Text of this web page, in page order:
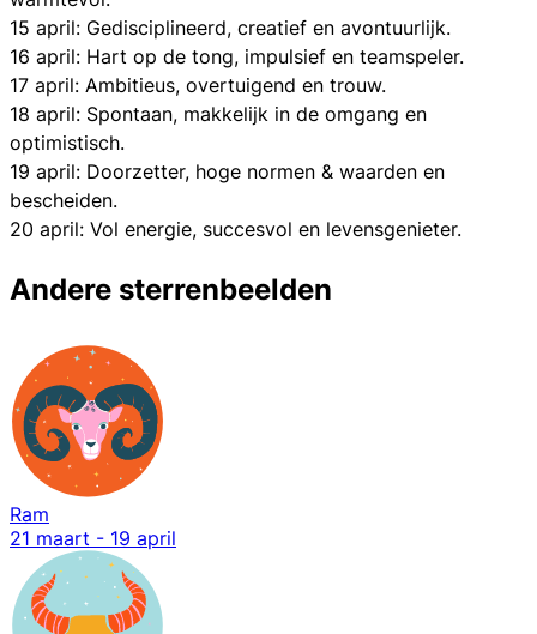
15 april: Gedisciplineerd, creatief en avontuurlijk.
16 april: Hart op de tong, impulsief en teamspeler.
17 april: Ambitieus, overtuigend en trouw.
18 april: Spontaan, makkelijk in de omgang en
optimistisch.
19 april: Doorzetter, hoge normen & waarden en
bescheiden.
20 april: Vol energie, succesvol en levensgenieter.
Andere sterrenbeelden
Ram
21 maart - 19 april